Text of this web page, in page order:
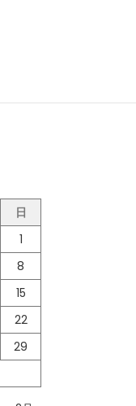
日
1
8
15
22
29